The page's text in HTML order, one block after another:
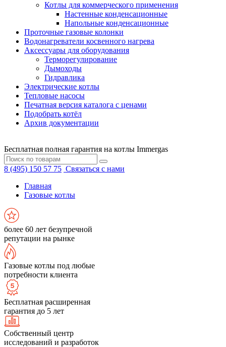
Котлы для коммерческого применения
Настенные конденсационные
Напольные конденсационные
Проточные газовые колонки
Водонагреватели косвенного нагрева
Аксессуары для оборудования
Терморегулирование
Дымоходы
Гидравлика
Электрические котлы
Тепловые насосы
Печатная версия каталога с ценами
Подобрать котёл
Архив документации
Бесплатная полная гарантия на котлы Immergas
8 (495) 150 57 75 Связаться с нами
Главная
Газовые котлы
более 60 лет безупречной
репутации на рынке
Газовые котлы под любые
потребности клиента
Бесплатная расширенная
гарантия до 5 лет
Собственный центр
исследований и разработок